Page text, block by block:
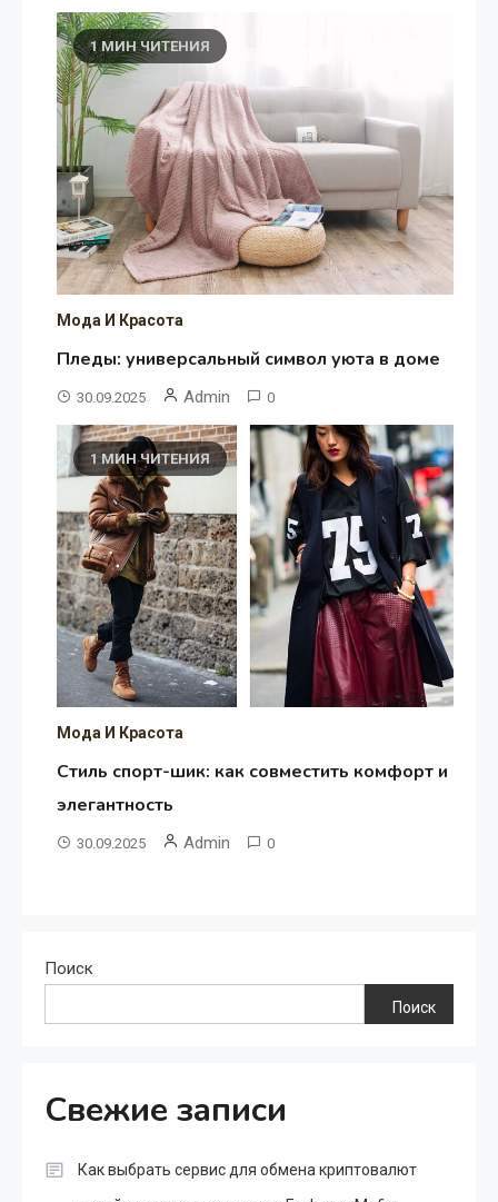
1 МИН ЧИТЕНИЯ
Мода И Красота
Пледы: универсальный символ уюта в доме
30.09.2025 Admin 0
1 МИН ЧИТЕНИЯ
Мода И Красота
Стиль спорт-шик: как совместить комфорт и
элегантность
30.09.2025 Admin 0
Поиск
Поиск
Свежие записи
Как выбрать сервис для обмена криптовалют